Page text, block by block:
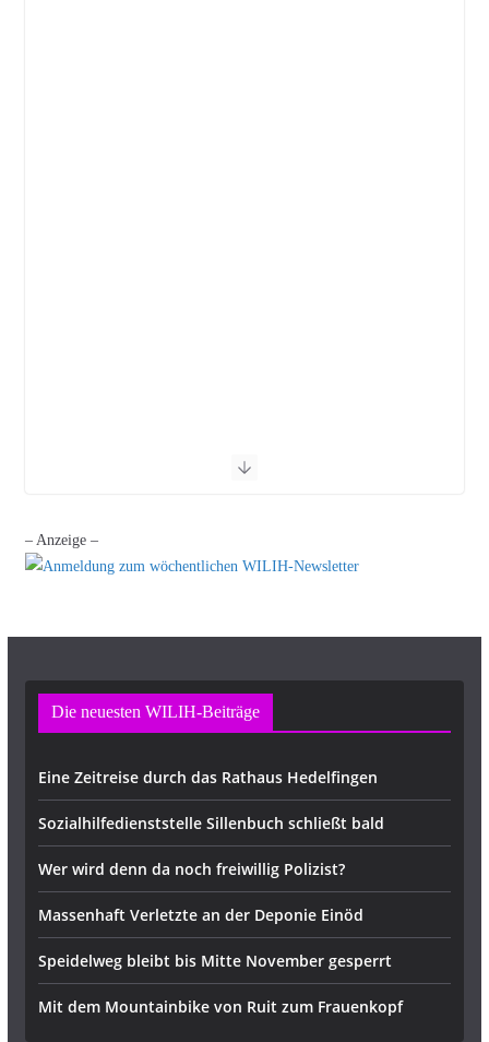
– Anzeige –
Die neuesten WILIH-Beiträge
Eine Zeitreise durch das Rathaus Hedelfingen
Sozialhilfedienststelle Sillenbuch schließt bald
Wer wird denn da noch freiwillig Polizist?
Massenhaft Verletzte an der Deponie Einöd
Speidelweg bleibt bis Mitte November gesperrt
Mit dem Mountainbike von Ruit zum Frauenkopf